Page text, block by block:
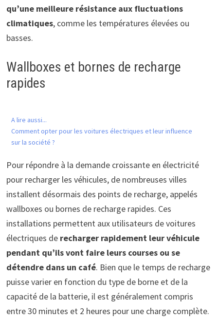
qu’une meilleure résistance aux fluctuations
climatiques, comme les températures élevées ou
basses.
Wallboxes et bornes de recharge
rapides
A lire aussi...
Comment opter pour les voitures électriques et leur influence
sur la société ?
Pour répondre à la demande croissante en électricité
pour recharger les véhicules, de nombreuses villes
installent désormais des points de recharge, appelés
wallboxes ou bornes de recharge rapides. Ces
installations permettent aux utilisateurs de voitures
électriques de recharger rapidement leur véhicule
pendant qu’ils vont faire leurs courses ou se
détendre dans un café. Bien que le temps de recharge
puisse varier en fonction du type de borne et de la
capacité de la batterie, il est généralement compris
entre 30 minutes et 2 heures pour une charge complète.